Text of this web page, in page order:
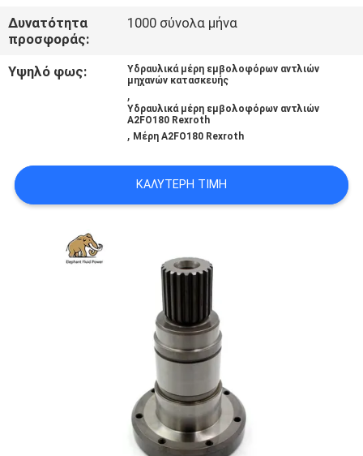
ΕΙΔΉΣΕΙΣ
ΠΕΡΙΠΤΏΣΕΙΣ
PRIVACY
POLICY
Δυνατότητα
προσφοράς:
1000 σύνολα μήνα
Υψηλό φως:
Υδραυλικά μέρη εμβολοφόρων αντλιών
μηχανών κατασκευής
,
Υδραυλικά μέρη εμβολοφόρων αντλιών
A2FO180 Rexroth
, Μέρη A2FO180 Rexroth
ΚΑΛΎΤΕΡΗ ΤΙΜΉ